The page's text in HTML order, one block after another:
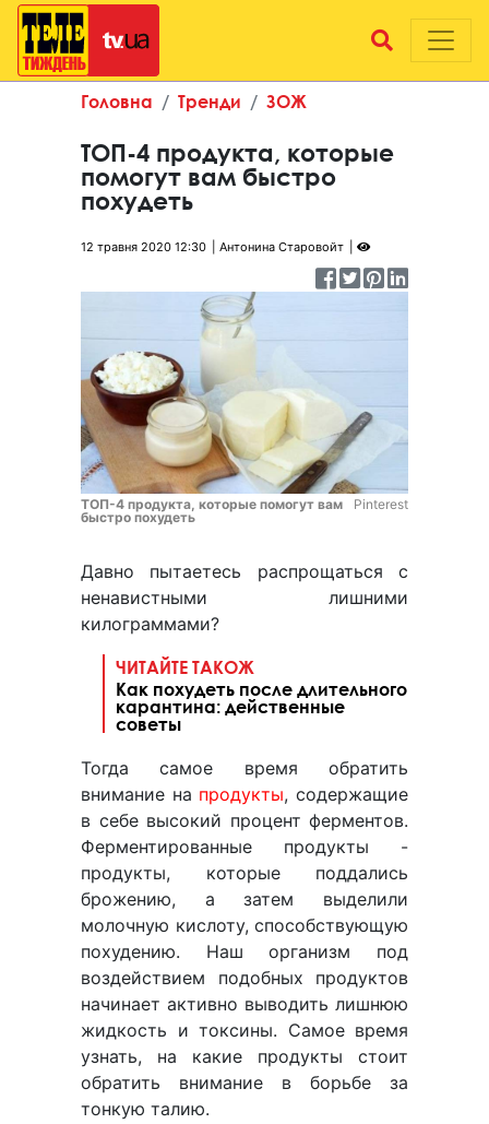
Головна Тренди ЗОЖ
ТОП-4 продукта, которые
помогут вам быстро
похудеть
12 травня 2020 12:30 Антонина Старовойт
ТОП-4 продукта, которые помогут вам
быстро похудеть
Pinterest
Давно пытаетесь распрощаться с
ненавистными лишними
килограммами?
ЧИТАЙТЕ ТАКОЖ
Как похудеть после длительного
карантина: действенные
советы
Тогда самое время обратить
внимание на продукты, содержащие
в себе высокий процент ферментов.
Ферментированные продукты -
продукты, которые поддались
брожению, а затем выделили
молочную кислоту, способствующую
похудению. Наш организм под
воздействием подобных продуктов
начинает активно выводить лишнюю
жидкость и токсины. Самое время
узнать, на какие продукты стоит
обратить внимание в борьбе за
тонкую талию.